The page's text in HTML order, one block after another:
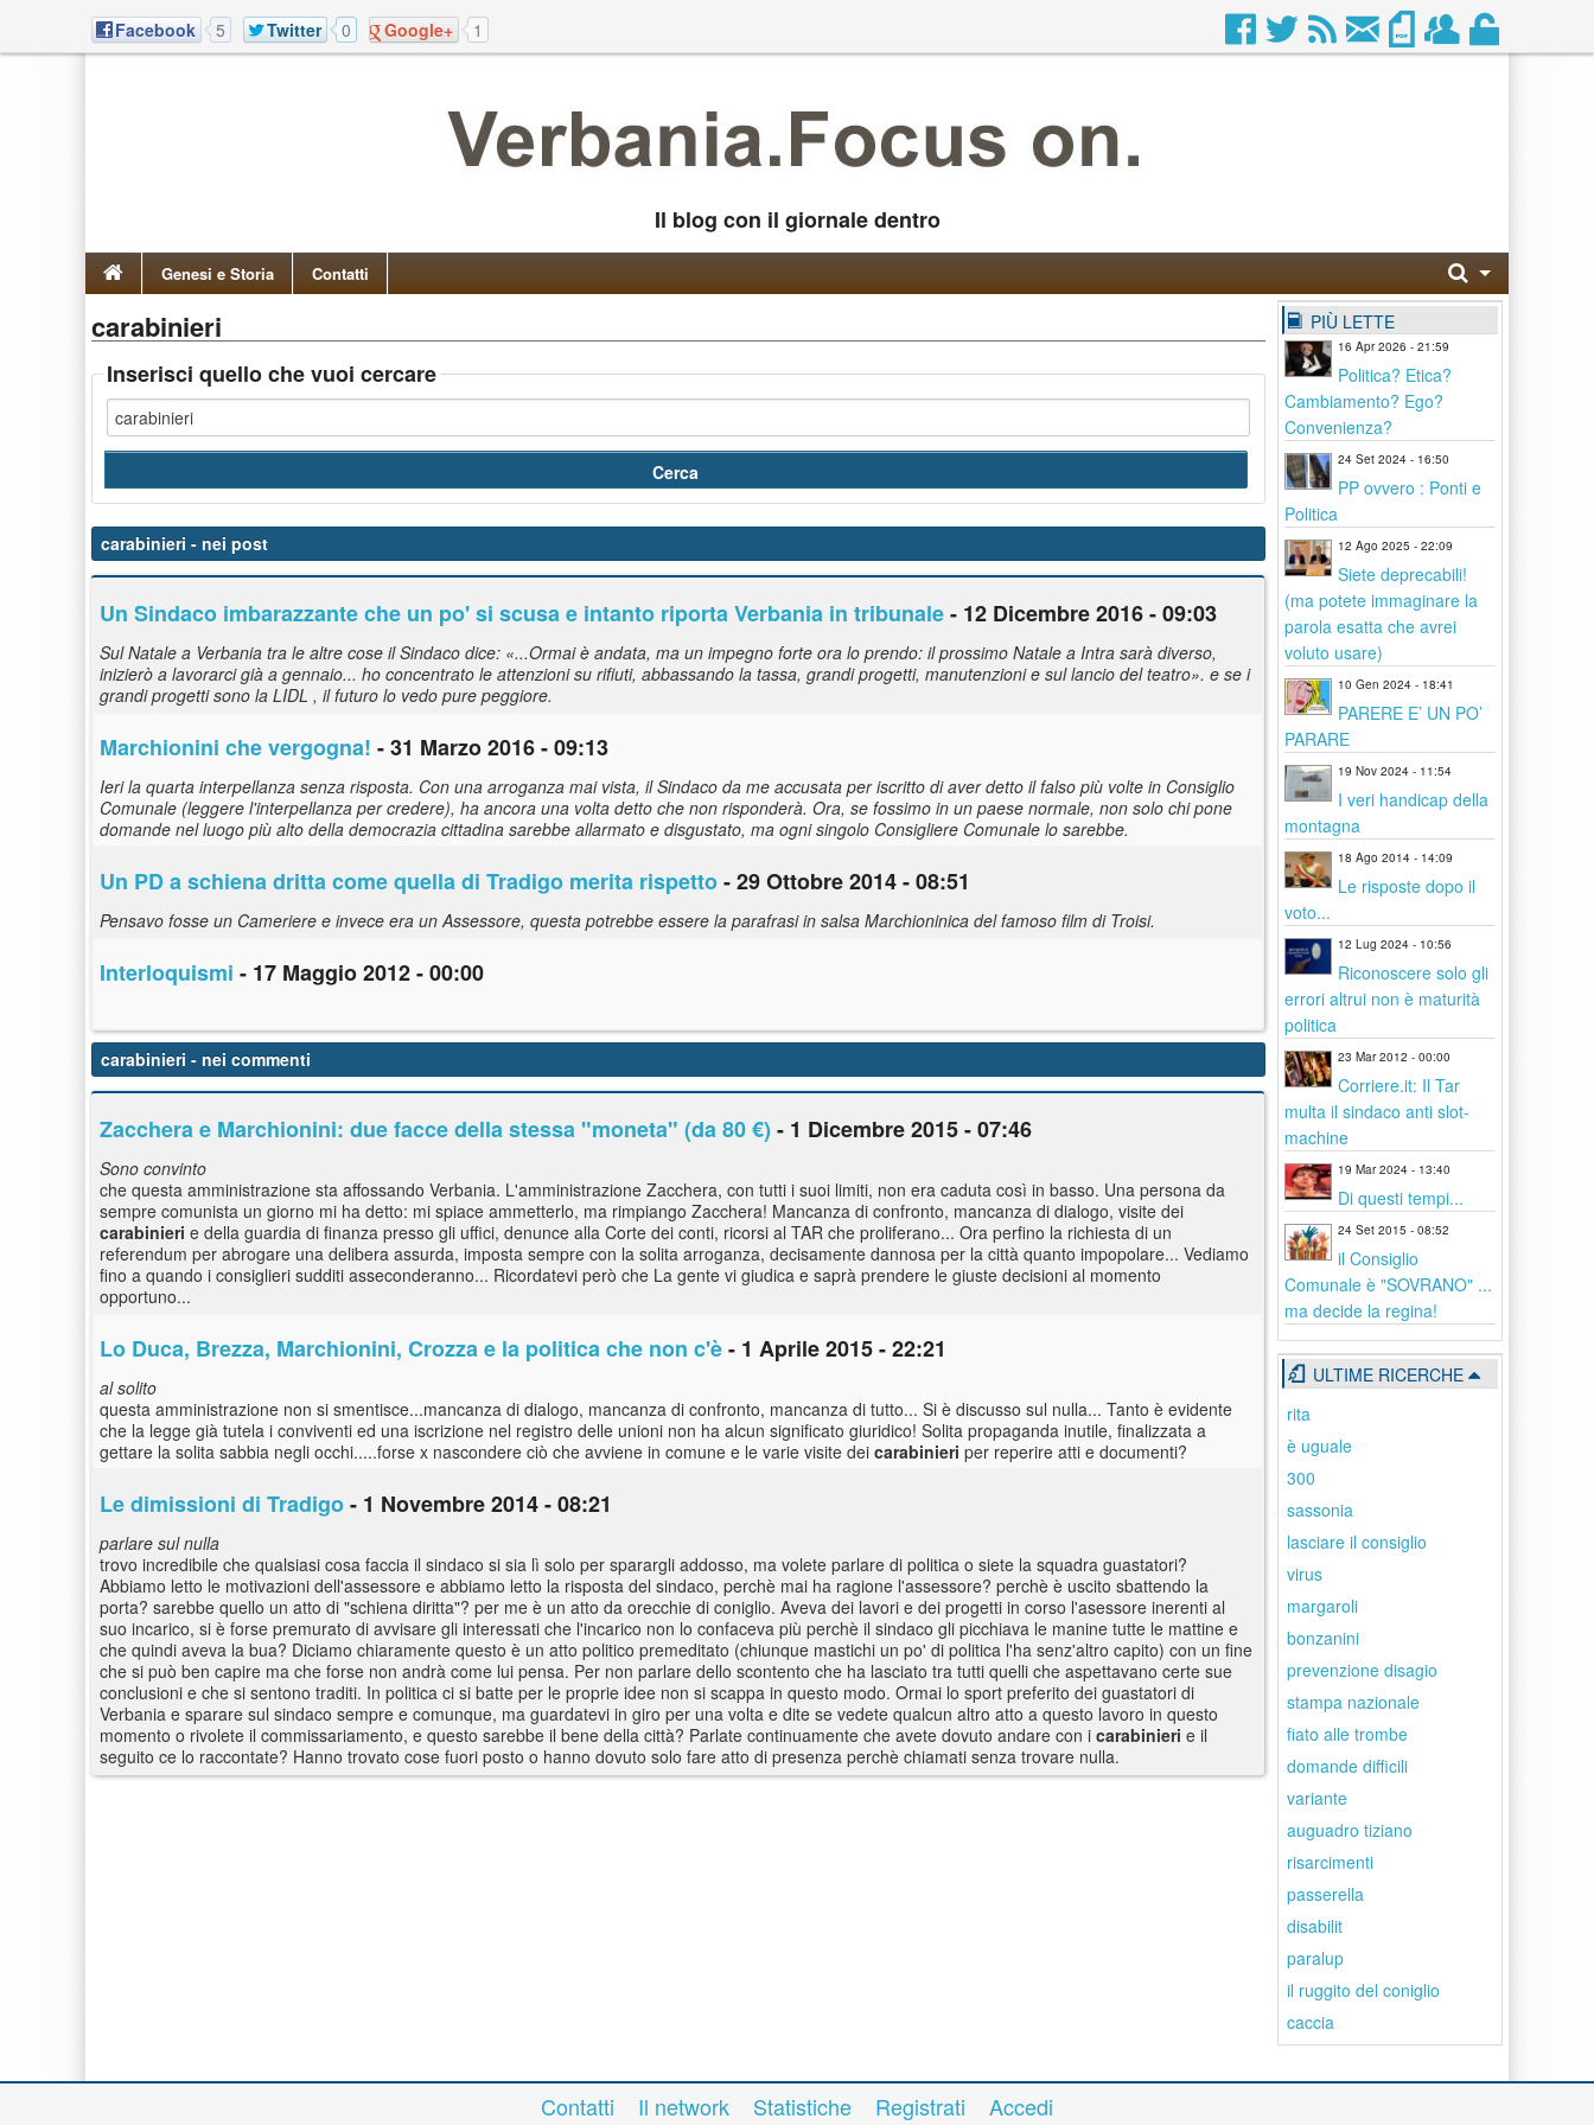
Facebook 5 Twitter 0 Google+ 1
Il blog con il giornale dentro
Genesi e Storia Contatti
carabinieri
Inserisci quello che vuoi cercare
carabinieri - nei post
Un Sindaco imbarazzante che un po' si scusa e intanto riporta Verbania in tribunale- 12 Dicembre 2016 - 09:03
Sul Natale a Verbania tra le altre cose il Sindaco dice: «...Ormai è andata, ma un impegno forte ora lo prendo: il prossimo Natale a Intra sarà diverso,
inizierò a lavorarci già a gennaio... ho concentrato le attenzioni su rifiuti, abbassando la tassa, grandi progetti, manutenzioni e sul lancio del teatro». e se i
grandi progetti sono la LIDL , il futuro lo vedo pure peggiore.
Marchionini che vergogna! - 31 Marzo 2016 - 09:13
Ieri la quarta interpellanza senza risposta. Con una arroganza mai vista, il Sindaco da me accusata per iscritto di aver detto il falso più volte in Consiglio
Comunale (leggere l'interpellanza per credere), ha ancora una volta detto che non risponderà. Ora, se fossimo in un paese normale, non solo chi pone
domande nel luogo più alto della democrazia cittadina sarebbe allarmato e disgustato, ma ogni singolo Consigliere Comunale lo sarebbe.
Un PD a schiena dritta come quella di Tradigo merita rispetto- 29 Ottobre 2014 - 08:51
Pensavo fosse un Cameriere e invece era un Assessore, questa potrebbe essere la parafrasi in salsa Marchioninica del famoso film di Troisi.
Interloquismi - 17 Maggio 2012 - 00:00
carabinieri - nei commenti
Zacchera e Marchionini: due facce della stessa "moneta" (da 80 €) - 1 Dicembre 2015 - 07:46
Sono convinto
che questa amministrazione sta affossando Verbania. L'amministrazione Zacchera, con tutti i suoi limiti, non era caduta così in basso. Una persona da
sempre comunista un giorno mi ha detto: mi spiace ammetterlo, ma rimpiango Zacchera! Mancanza di confronto, mancanza di dialogo, visite dei
carabinieri e della guardia di finanza presso gli uffici, denunce alla Corte dei conti, ricorsi al TAR che proliferano... Ora perfino la richiesta di un
referendum per abrogare una delibera assurda, imposta sempre con la solita arroganza, decisamente dannosa per la città quanto impopolare... Vediamo
fino a quando i consiglieri sudditi asseconderanno... Ricordatevi però che La gente vi giudica e saprà prendere le giuste decisioni al momento
opportuno...
Lo Duca, Brezza, Marchionini, Crozza e la politica che non c'è- 1 Aprile 2015 - 22:21
al solito
questa amministrazione non si smentisce...mancanza di dialogo, mancanza di confronto, mancanza di tutto... Si è discusso sul nulla... Tanto è evidente
che la legge già tutela i conviventi ed una iscrizione nel registro delle unioni non ha alcun significato giuridico! Solita propaganda inutile, finalizzata a
gettare la solita sabbia negli occhi.....forse x nascondere ciò che avviene in comune e le varie visite dei carabinieri per reperire atti e documenti?
Le dimissioni di Tradigo- 1 Novembre 2014 - 08:21
parlare sul nulla
trovo incredibile che qualsiasi cosa faccia il sindaco si sia lì solo per sparargli addosso, ma volete parlare di politica o siete la squadra guastatori?
Abbiamo letto le motivazioni dell'assessore e abbiamo letto la risposta del sindaco, perchè mai ha ragione l'assessore? perchè è uscito sbattendo la
porta? sarebbe quello un atto di "schiena diritta"? per me è un atto da orecchie di coniglio. Aveva dei lavori e dei progetti in corso l'asessore inerenti al
suo incarico, si è forse premurato di avvisare gli interessati che l'incarico non lo confaceva più perchè il sindaco gli picchiava le manine tutte le mattine e
che quindi aveva la bua? Diciamo chiaramente questo è un atto politico premeditato (chiunque mastichi un po' di politica l'ha senz'altro capito) con un fine
che si può ben capire ma che forse non andrà come lui pensa. Per non parlare dello scontento che ha lasciato tra tutti quelli che aspettavano certe sue
conclusioni e che si sentono traditi. In politica ci si batte per le proprie idee non si scappa in questo modo. Ormai lo sport preferito dei guastatori di
Verbania e sparare sul sindaco sempre e comunque, ma guardatevi in giro per una volta e dite se vedete qualcun altro atto a questo lavoro in questo
momento o rivolete il commissariamento, e questo sarebbe il bene della città? Parlate continuamente che avete dovuto andare con i carabinieri e il
seguito ce lo raccontate? Hanno trovato cose fuori posto o hanno dovuto solo fare atto di presenza perchè chiamati senza trovare nulla.
PIÙ LETTE
16 Apr 2026 - 21:59
Politica? Etica?
Cambiamento? Ego?
Convenienza?
24 Set 2024 - 16:50
PP ovvero : Ponti e
Politica
12 Ago 2025 - 22:09
Siete deprecabili!
(ma potete immaginare la
parola esatta che avrei
voluto usare)
10 Gen 2024 - 18:41
PARERE E’ UN PO’
PARARE
19 Nov 2024 - 11:54
I veri handicap della
montagna
18 Ago 2014 - 14:09
Le risposte dopo il
voto...
12 Lug 2024 - 10:56
Riconoscere solo gli
errori altrui non è maturità
politica
23 Mar 2012 - 00:00
Corriere.it: Il Tar
multa il sindaco anti slot-
machine
19 Mar 2024 - 13:40
Di questi tempi...
24 Set 2015 - 08:52
il Consiglio
Comunale è "SOVRANO" ...
ma decide la regina!
ULTIME RICERCHE
rita
è uguale
300
sassonia
lasciare il consiglio
virus
margaroli
bonzanini
prevenzione disagio
stampa nazionale
fiato alle trombe
domande difficili
variante
auguadro tiziano
risarcimenti
passerella
disabilit
paralup
il ruggito del coniglio
caccia
Contatti Il network Statistiche Registrati Accedi